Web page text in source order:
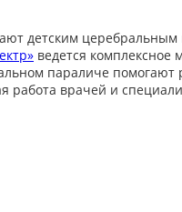
детским
ведется комплексное
параличе помогают
работа врачей и